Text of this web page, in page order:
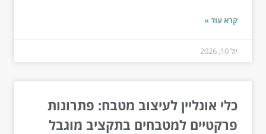
קרא עוד »
יול 10, 2026
כלי אונליין לעיצוב מטבח: פתרונות
פרקטיים למטבחים בתקציב מוגבל